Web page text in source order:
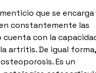
que se encarga
constantemente las
cuenta con la
artritis. De igual forma,
Es un